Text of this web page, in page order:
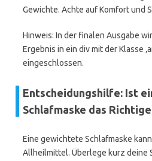
Gewichte. Achte auf Komfort und
Hinweis: In der finalen Ausgabe
Ergebnis in ein div mit der Klasse
eingeschlossen.
Entscheidungshilfe: Ist
Schlafmaske das
Eine gewichtete Schlafmaske
Allheilmittel. Überlege kurz deine